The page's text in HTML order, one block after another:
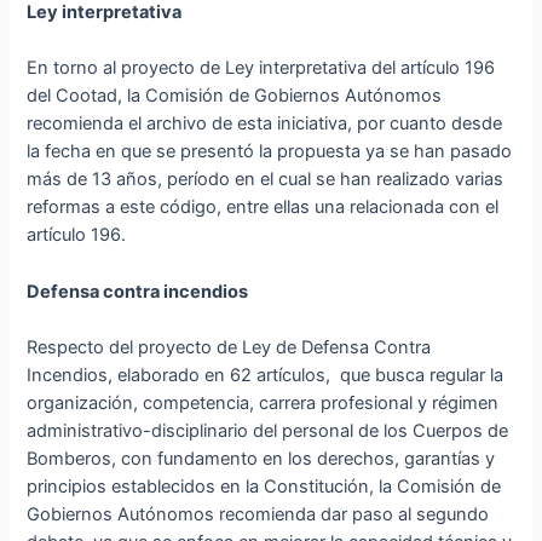
Ley interpretativa
En torno al proyecto de Ley interpretativa del artículo 196
del Cootad, la Comisión de Gobiernos Autónomos
recomienda el archivo de esta iniciativa, por cuanto desde
la fecha en que se presentó la propuesta ya se han pasado
más de 13 años, período en el cual se han realizado varias
reformas a este código, entre ellas una relacionada con el
artículo 196.
Defensa contra incendios
Respecto del proyecto de Ley de Defensa Contra
Incendios, elaborado en 62 artículos, que busca regular la
organización, competencia, carrera profesional y régimen
administrativo-disciplinario del personal de los Cuerpos de
Bomberos, con fundamento en los derechos, garantías y
principios establecidos en la Constitución, la Comisión de
Gobiernos Autónomos recomienda dar paso al segundo